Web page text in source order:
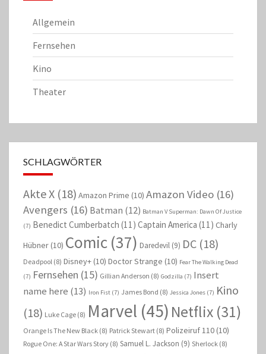
Allgemein
Fernsehen
Kino
Theater
SCHLAGWÖRTER
Akte X (18) Amazon Prime (10) Amazon Video (16)
Avengers (16) Batman (12) Batman V Superman: Dawn Of Justice
(7) Benedict Cumberbatch (11) Captain America (11) Charly
Hübner (10) Comic (37) Daredevil (9) DC (18)
Deadpool (8) Disney+ (10) Doctor Strange (10) Fear The Walking Dead
(7) Fernsehen (15) Gillian Anderson (8) Godzilla (7) Insert
name here (13) Iron Fist (7) James Bond (8) Jessica Jones (7) Kino
(18) Luke Cage (8) Marvel (45) Netflix (31)
Orange Is The New Black (8) Patrick Stewart (8) Polizeiruf 110 (10)
Rogue One: A Star Wars Story (8) Samuel L. Jackson (9) Sherlock (8)